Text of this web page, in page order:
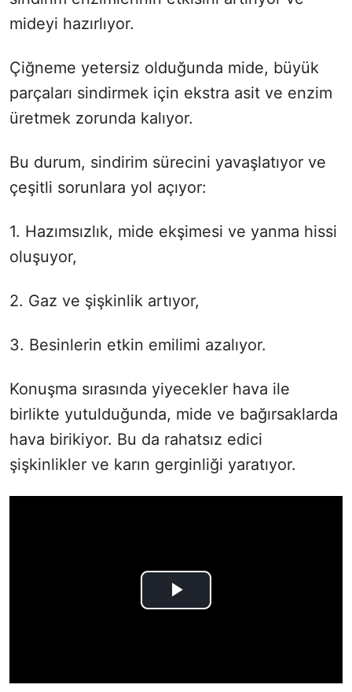
mideyi hazırlıyor.
Çiğneme yetersiz olduğunda mide, büyük
parçaları sindirmek için ekstra asit ve enzim
üretmek zorunda kalıyor.
Bu durum, sindirim sürecini yavaşlatıyor ve
çeşitli sorunlara yol açıyor:
1. Hazımsızlık, mide ekşimesi ve yanma hissi
oluşuyor,
2. Gaz ve şişkinlik artıyor,
3. Besinlerin etkin emilimi azalıyor.
Konuşma sırasında yiyecekler hava ile
birlikte yutulduğunda, mide ve bağırsaklarda
hava birikiyor. Bu da rahatsız edici
şişkinlikler ve karın gerginliği yaratıyor.